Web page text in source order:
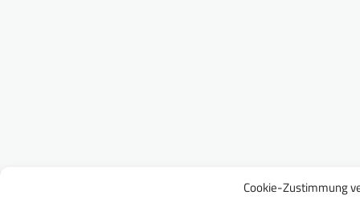
Cookie-Zustimmung